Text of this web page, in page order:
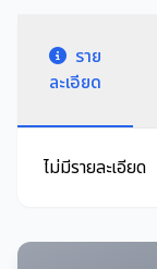
ราย
ละเอียด
ไม่มีรายละเอียด